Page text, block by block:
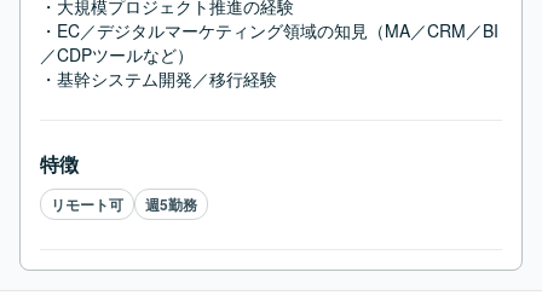
・大規模プロジェクト推進の経験
・EC／デジタルマーケティング領域の知見（MA／CRM／BI
／CDPツールなど）
・基幹システム開発／移行経験
特徴
リモート可 週5勤務